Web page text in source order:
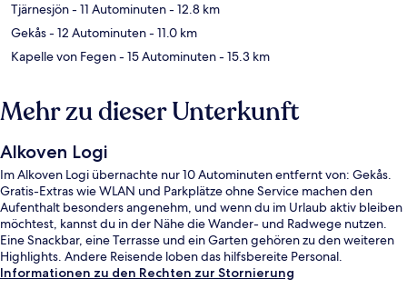
Tjärnesjön- 11 Autominuten- 12.8 km
Gekås- 12 Autominuten- 11.0 km
Kapelle von Fegen- 15 Autominuten- 15.3 km
Mehr zu dieser Unterkunft
Alkoven Logi
Im Alkoven Logi übernachte nur 10 Autominuten entfernt von: Gekås.
Gratis-Extras wie WLAN und Parkplätze ohne Service machen den
Aufenthalt besonders angenehm, und wenn du im Urlaub aktiv bleiben
möchtest, kannst du in der Nähe die Wander- und Radwege nutzen.
Eine Snackbar, eine Terrasse und ein Garten gehören zu den weiteren
Highlights. Andere Reisende loben das hilfsbereite Personal.
Informationen zu den Rechten zur Stornierung